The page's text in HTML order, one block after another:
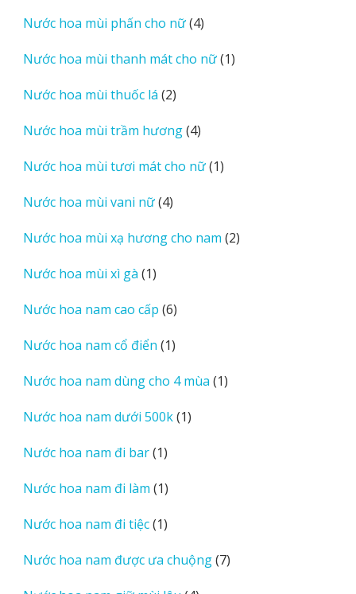
Nước hoa mùi phấn cho nữ 44
phẩm
Nước hoa mùi thanh mát cho nữ 11
Nước hoa mùi thuốc lá 22
phẩm
Nước hoa mùi trầm hương 44
phẩm
Nước hoa mùi tươi mát cho nữ 11
Nước hoa mùi vani nữ 44
phẩm
Nước hoa mùi xạ hương cho nam 22
Nước hoa mùi xì gà 11
phẩm
Nước hoa nam cao cấp 66
phẩm
Nước hoa nam cổ điển 11
phẩm
Nước hoa nam dùng cho 4 mùa 11
Nước hoa nam dưới 500k 11
Nước hoa nam đi bar 11
phẩm
Nước hoa nam đi làm 11
phẩm
Nước hoa nam đi tiệc 11
phẩm
Nước hoa nam được ưa chuộng 77